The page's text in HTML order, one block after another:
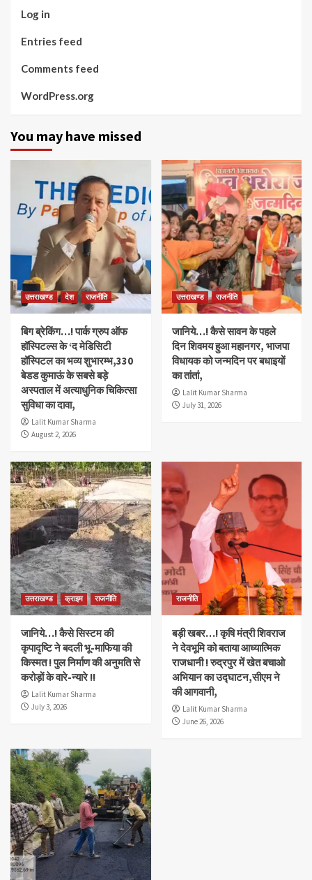
Log in
Entries feed
Comments feed
WordPress.org
You may have missed
उत्तराखण्ड देश राजनीति
बिग ब्रेकिंग…! पार्क ग्रुप ऑफ
हॉस्पिटल्स के ‘द मेडिसिटी
हॉस्पिटल का भव्य शुभारम्भ,330
बेडड कुमाऊं के सबसे बड़े
अस्पताल में अत्याधुनिक चिकित्सा
सुविधा का दावा,
Lalit Kumar Sharma
August 2, 2026
उत्तराखण्ड राजनीति
जानिये…! कैसे सावन के पहले
दिन शिवमय हुआ महानगर, भाजपा
विधायक को जन्मदिन पर बधाइयों
का तांतां,
Lalit Kumar Sharma
July 31, 2026
उत्तराखण्ड क्राइम राजनीति
जानिये…! कैसे सिस्टम की
कृपादृष्टि ने बदली भू-माफिया की
किस्मत ! पुल निर्माण की अनुमति से
करोड़ों के वारे-न्यारे !!
Lalit Kumar Sharma
July 3, 2026
राजनीति
बड़ी खबर…! कृषि मंत्री शिवराज
ने देवभूमि को बताया आध्यात्मिक
राजधानी ! रुद्रपुर में खेत बचाओ
अभियान का उद्घाटन,सीएम ने
की आगवानी,
Lalit Kumar Sharma
June 26, 2026